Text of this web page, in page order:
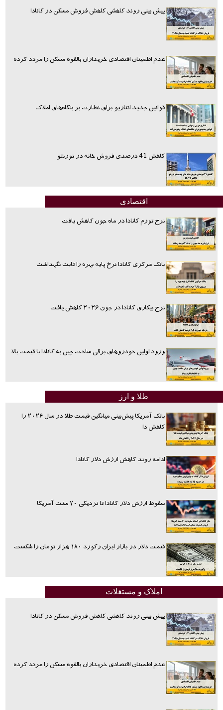
پیش بینی روند کاهشی کاهش فروش مسکن در کانادا
عدم اطمینان اقتصادی خریداران بالقوه مسکن را مردد کرده
قوانین جدید انتاریو برای نظارت بر بنگاه‌های املاک
کاهش 41 درصدی فروش خانه در تورنتو
اقتصادی
نرخ تورم کانادا در ماه جون کاهش یافت
بانک مرکزی کانادا نرخ پایه بهره را ثابت نگهداشت
نرخ بیکاری کانادا در جون ۲۰۲۶ کاهش یافت
ورود اولین خودروهای برقی ساخت چین به کانادا با قیمت بالا
طلا و ارز
بانک آمریکا پیش‌بینی میانگین قیمت طلا در سال ۲۰۲۶ را
کاهش دا
ادامه روند کاهش ارزش دلار کانادا
سقوط ارزش دلار کانادا تا نزدیکی ۷۰ سنت آمریکا
قیمت دلار در بازار ایران رکورد ۱۸۰ هزار تومان را شکست
املاک و مستغلات
پیش بینی روند کاهشی کاهش فروش مسکن در کانادا
عدم اطمینان اقتصادی خریداران بالقوه مسکن را مردد کرده